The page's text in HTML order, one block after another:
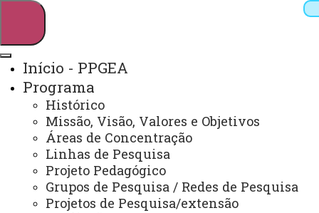
Webmail Sistemas
Arquivo Virtual
Campus
Início - PPGEA
Programa
Histórico
Missão, Visão, Valores e Objetivos
Áreas de Concentração
Linhas de Pesquisa
Projeto Pedagógico
Grupos de Pesquisa / Redes de Pesquisa
Projetos de Pesquisa/extensão